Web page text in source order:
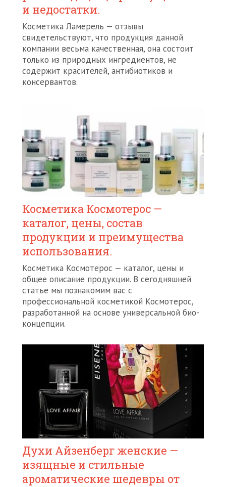
и недостатки.
Косметика Ламерель — отзывы
свидетельствуют, что продукция данной
компании весьма качественная, она состоит
только из природных ингредиентов, не
содержит красителей, антибиотиков и
консервантов.
Косметика Космотерос —
каталог, цены, состав
продукции и преимущества
использования.
Косметика Космотерос — каталог, цены и
общее описание продукции. В сегодняшней
статье мы познакомим вас с
профессиональной косметикой Космотерос,
разработанной на основе универсальной био-
концепции.
Духи Айзенберг женские —
изящные и стильные
ароматические шедевры от